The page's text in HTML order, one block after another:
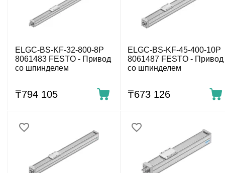
ELGC-BS-KF-32-800-8P
8061483 FESTO - Привод
со шпинделем
₸794 105
ELGC-BS-KF-45-400-10P
8061487 FESTO - Привод
со шпинделем
₸673 126